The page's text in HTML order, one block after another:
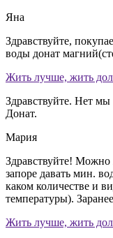
Яна
Здравствуйте,
воды донат
Жить лучше, жить
Здравствуйте. Нет
Донат.
Мария
Здравствуйте! Можно
запоре давать мин.
каком количестве и
температуры).
Жить лучше, жить